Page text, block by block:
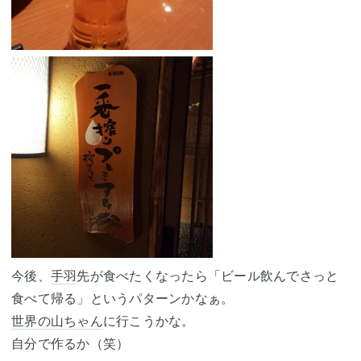
今後、 手羽先が食べたくなったら「ビール飲んでさっと
食べて帰る」というパターンかなぁ。
世界の山ちゃんに行こうかな。
自分で作るか（笑）